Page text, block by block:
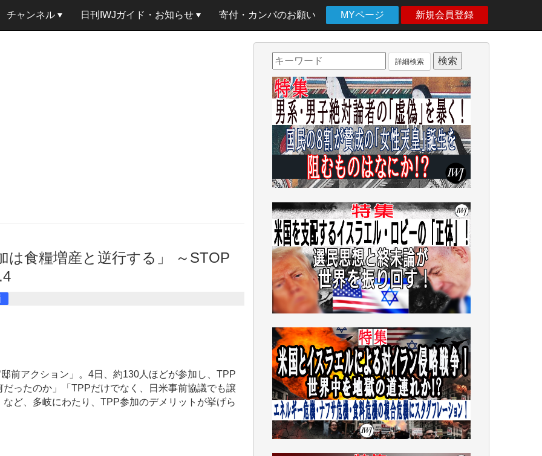
チャンネル 日刊IWJガイド・お知らせ 寄付・カンパのお願い MYページ 新規会員登録
は食糧増産と逆行する」 ～STOP
前アクション」。4日、約130人ほどが参加し、TPP
ったのか」「TPPだけでなく、日米事前協議でも譲
ど、多岐にわたり、TPP参加のデメリットが挙げら
詳細検索